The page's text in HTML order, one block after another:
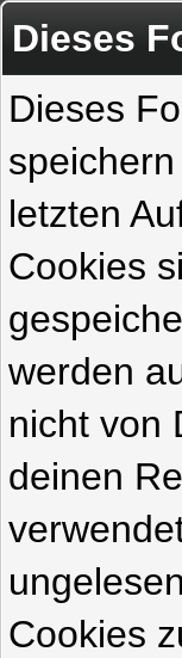
Dieses
Dieses
letzten
Cookies
werden
nicht von
deinen
Cookies